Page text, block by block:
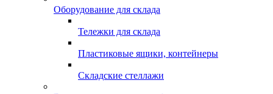
Оборудование для склада
Тележки для склада
Пластиковые ящики, контейнеры
Складские стеллажи